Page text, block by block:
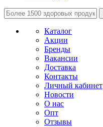
Каталог
Акции
Бренды
Вакансии
Доставка
Контакты
Личный кабинет
Новости
О нас
Опт
Отзывы